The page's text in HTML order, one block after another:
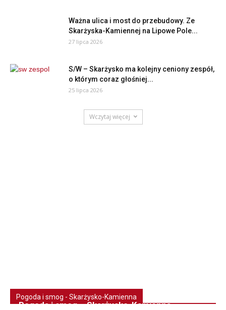
Ważna ulica i most do przebudowy. Ze
Skarżyska-Kamiennej na Lipowe Pole...
27 lipca 2026
S/W – Skarżysko ma kolejny ceniony zespół,
o którym coraz głośniej...
25 lipca 2026
Wczytaj więcej
Pogoda i smog - Skarżysko-Kamienna
Pogoda i smog – Skarżysko-Kamienna